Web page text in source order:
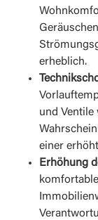
erheblich.
und Ventile
einer
Erhöhung